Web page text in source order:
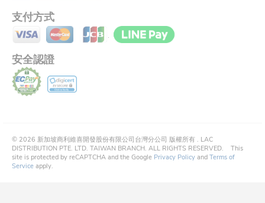
支付方式
安全認證
© 2026 新加坡商利維喜開發股份有限公司台灣分公司 版權所有 . LAC
DISTRIBUTION PTE. LTD. TAIWAN BRANCH. ALL RIGHTS RESERVED.
This
site is protected by reCAPTCHA and the Google Privacy Policy and Terms of
Service apply.